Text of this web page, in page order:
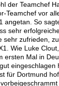
der Teamchef
Teamchef vor
angetan. So
sehr
sehr zufrieden,
Wie Luke
ersten Mal in
eingeschlagen
für Dortmund